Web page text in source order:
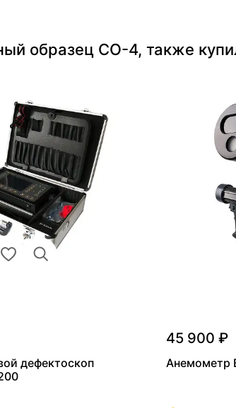
образец СО-4, также
дефектоскоп
45 900 ₽
Анемометр